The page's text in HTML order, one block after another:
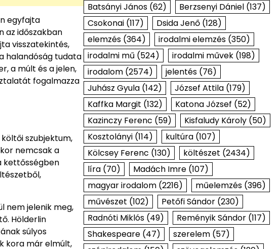
egyfajta
az időszakban
visszatekintés,
halandóság tudata
a múlt és a jelen,
fogalmazza
szubjektum,
nemcsak a
kettősségben
nem jelenik meg,
Hölderlin
súlyos
kora már elmúlt,
Batsányi János(62) Berzsenyi Dániel(137)
Csokonai(117) Dsida Jenő(128)
elemzés(364) irodalmi elemzés(350)
irodalmi mű (524) irodalmi művek(198)
irodalom(2574) jelentés(76)
Juhász Gyula(142) József Attila(179)
Kaffka Margit (132) Katona József (52)
Kazinczy Ferenc (59) Kisfaludy Károly(50)
Kosztolányi(114) kultúra(107)
Kölcsey Ferenc (130) költészet (2434)
líra(70) Madách Imre(107)
magyar irodalom(2216) műelemzés(396)
művészet (102) Petőfi Sándor(230)
Radnóti Miklós(49) Reményik Sándor(117)
Shakespeare(47) szerelem(57)